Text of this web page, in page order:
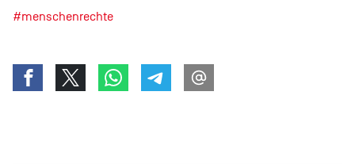
#menschenrechte